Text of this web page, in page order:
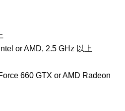
or AMD, 2.5 GHz 以上
660 GTX or AMD Radeon